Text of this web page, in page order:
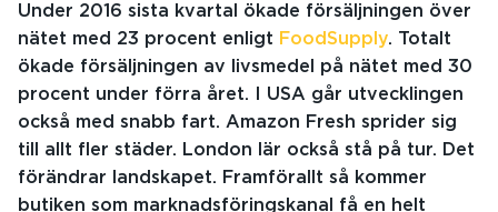
Under 2016 sista kvartal ökade försäljningen över
nätet med 23 procent enligt FoodSupply. Totalt
ökade försäljningen av livsmedel på nätet med 30
procent under förra året. I USA går utvecklingen
också med snabb fart. Amazon Fresh sprider sig
till allt fler städer. London lär också stå på tur. Det
förändrar landskapet. Framförallt så kommer
butiken som marknadsföringskanal få en helt